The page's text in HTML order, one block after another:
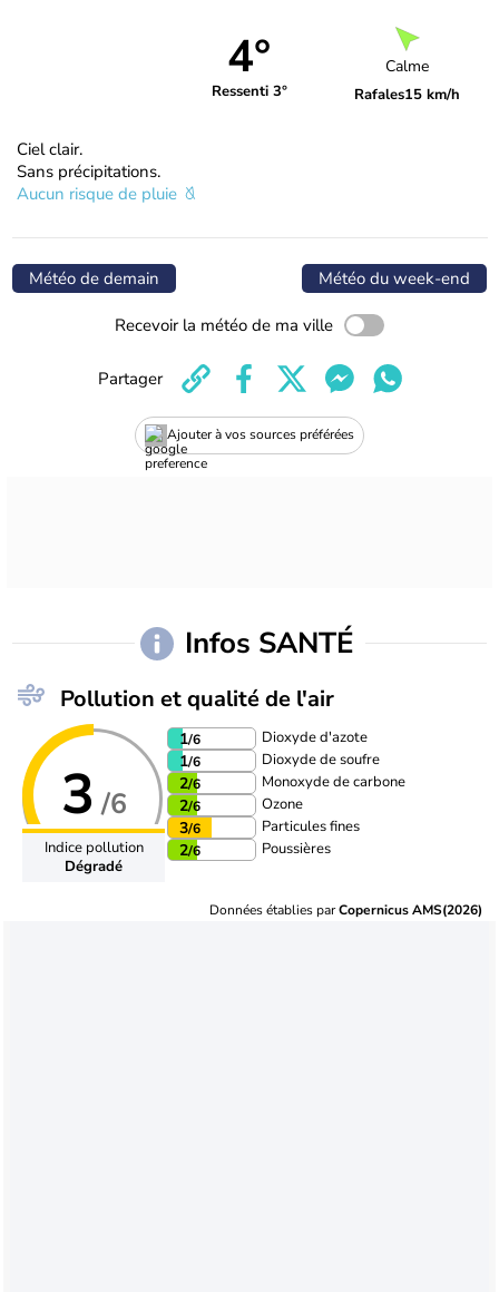
4°
Ressenti 3°
Calme
Rafales15 km/h
Ciel clair.
Sans précipitations.
Aucun risque de pluie
Météo de demain Météo du week-end
Recevoir la météo de ma ville
Ajouter à vos sources préférées
Partager
Infos SANTÉ
Pollution et qualité de l'air
3 /6
Indice pollution
Dégradé
1/6 Dioxyde d'azote
1/6 Dioxyde de soufre
2/6 Monoxyde de carbone
2/6 Ozone
3/6 Particules fines
2/6 Poussières
Données établies parCopernicus AMS(2026)